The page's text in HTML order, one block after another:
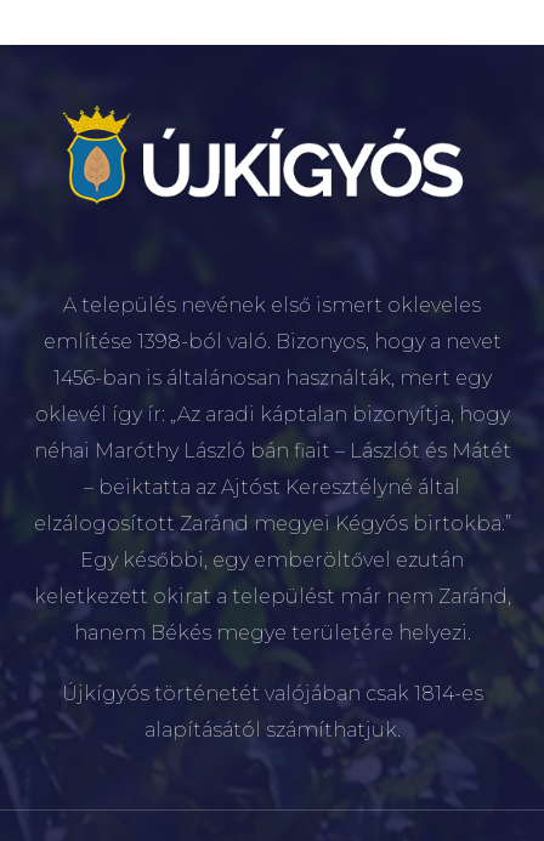
A település nevének első ismert okleveles
említése 1398-ból való. Bizonyos, hogy a nevet
1456-ban is általánosan használták, mert egy
oklevél így ír: „Az aradi káptalan bizonyítja, hogy
néhai Maróthy László bán fiait – Lászlót és Mátét
– beiktatta az Ajtóst Keresztélyné által
elzálogosított Zaránd megyei Kégyós birtokba.”
Egy későbbi, egy emberöltővel ezután
keletkezett okirat a települést már nem Zaránd,
hanem Békés megye területére helyezi.
Újkígyós történetét valójában csak 1814-es
alapításától számíthatjuk.